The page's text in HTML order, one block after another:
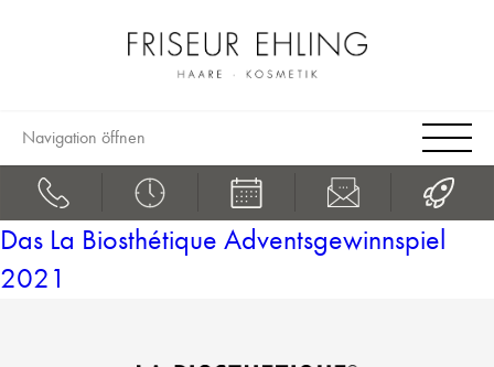
Navigation öffnen
Das La Biosthétique Adventsgewinnspiel
2021